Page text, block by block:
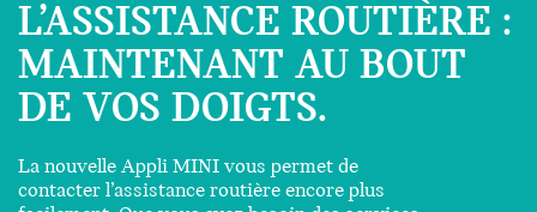
L’ASSISTANCE ROUTIÈRE :
MAINTENANT AU BOUT
DE VOS DOIGTS.
La nouvelle Appli MINI vous permet de
contacter l’assistance routière encore plus